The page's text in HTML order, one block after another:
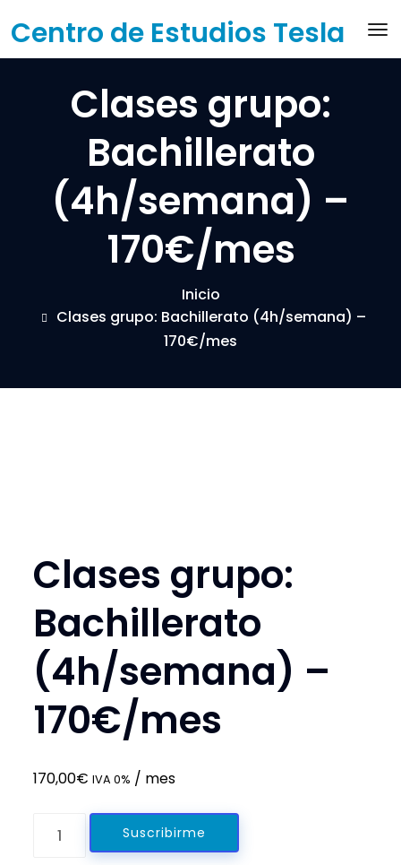
contenido
Centro de Estudios Tesla
Clases grupo:
Bachillerato
(4h/semana) –
170€/mes
Inicio
Clases grupo: Bachillerato (4h/semana) –
170€/mes
Clases grupo:
Bachillerato
(4h/semana) –
170€/mes
170,00€ IVA 0% / mes
grupo:
Suscribirme